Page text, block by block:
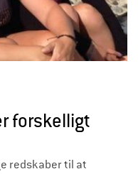
forskelligt
redskaber til at